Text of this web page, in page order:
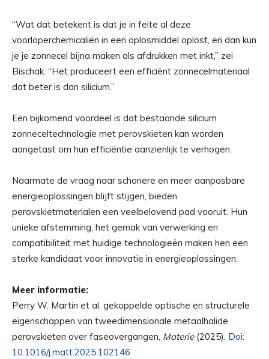
“Wat dat betekent is dat je in feite al deze
voorloperchemicaliën in een oplosmiddel oplost, en dan kun
je je zonnecel bijna maken als afdrukken met inkt,” zei
Bischak. “Het produceert een efficiënt zonnecelmateriaal
dat beter is dan silicium.”
Een bijkomend voordeel is dat bestaande silicium
zonneceltechnologie met perovskieten kan worden
aangetast om hun efficiëntie aanzienlijk te verhogen.
Naarmate de vraag naar schonere en meer aanpasbare
energieoplossingen blijft stijgen, bieden
perovskietmaterialen een veelbelovend pad vooruit. Hun
unieke afstemming, het gemak van verwerking en
compatibiliteit met huidige technologieën maken hen een
sterke kandidaat voor innovatie in energieoplossingen.
Meer informatie:
Perry W. Martin et al, gekoppelde optische en structurele
eigenschappen van tweedimensionale metaalhalide
perovskieten over faseovergangen, Materie(2025). Doi:
10.1016/j.matt.2025.102146